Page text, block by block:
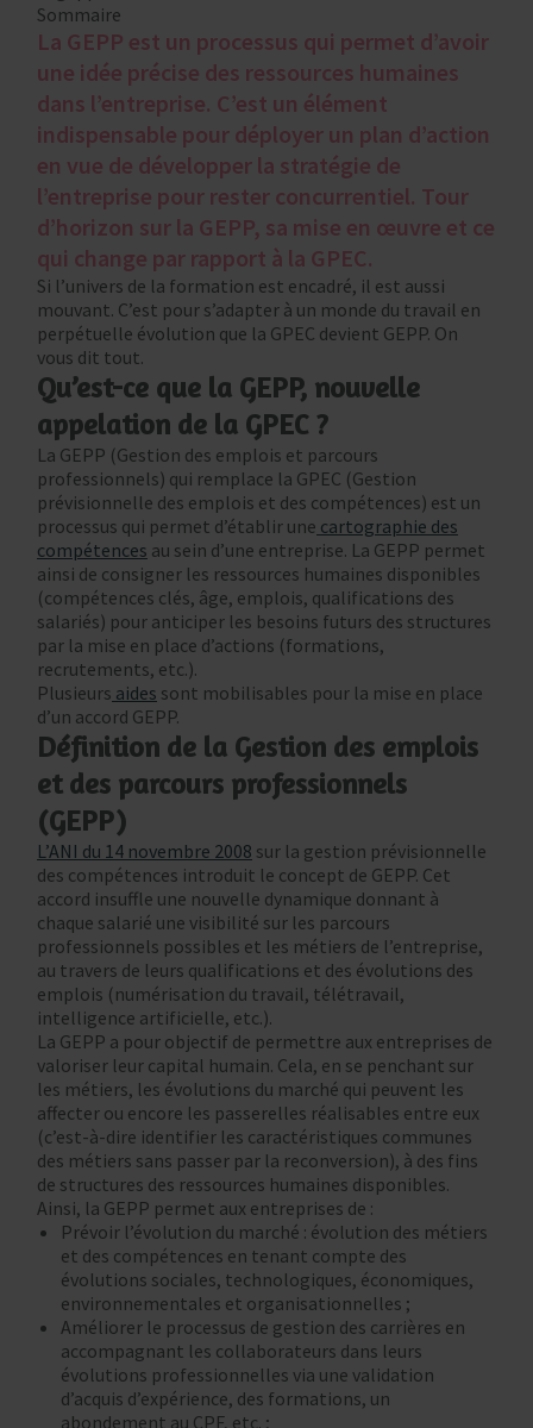
Sommaire
La GEPP est un processus qui permet d’avoir
une idée précise des ressources humaines
dans l’entreprise. C’est un élément
indispensable pour déployer un plan d’action
en vue de développer la stratégie de
l’entreprise pour rester concurrentiel. Tour
d’horizon sur la GEPP, sa mise en œuvre et ce
qui change par rapport à la GPEC.
Si l’univers de la formation est encadré, il est aussi
mouvant. C’est pour s’adapter à un monde du travail en
perpétuelle évolution que la GPEC devient GEPP. On
vous dit tout.
Qu’est-ce que la GEPP, nouvelle
appelation de la GPEC ?
La GEPP (Gestion des emplois et parcours
professionnels) qui remplace la GPEC (Gestion
prévisionnelle des emplois et des compétences) est un
processus qui permet d’établir une cartographie des
compétences au sein d’une entreprise. La GEPP permet
ainsi de consigner les ressources humaines disponibles
(compétences clés, âge, emplois, qualifications des
salariés) pour anticiper les besoins futurs des structures
par la mise en place d’actions (formations,
recrutements, etc.).
Plusieurs aides sont mobilisables pour la mise en place
d’un accord GEPP.
Définition de la Gestion des emplois
et des parcours professionnels
(GEPP)
L’ANI du 14 novembre 2008 sur la gestion prévisionnelle
des compétences introduit le concept de GEPP. Cet
accord insuffle une nouvelle dynamique donnant à
chaque salarié une visibilité sur les parcours
professionnels possibles et les métiers de l’entreprise,
au travers de leurs qualifications et des évolutions des
emplois (numérisation du travail, télétravail,
intelligence artificielle, etc.).
La GEPP a pour objectif de permettre aux entreprises de
valoriser leur capital humain. Cela, en se penchant sur
les métiers, les évolutions du marché qui peuvent les
affecter ou encore les passerelles réalisables entre eux
(c’est-à-dire identifier les caractéristiques communes
des métiers sans passer par la reconversion), à des fins
de structures des ressources humaines disponibles.
Ainsi, la GEPP permet aux entreprises de :
Prévoir l’évolution du marché : évolution des métiers
et des compétences en tenant compte des
évolutions sociales, technologiques, économiques,
environnementales et organisationnelles ;
Améliorer le processus de gestion des carrières en
accompagnant les collaborateurs dans leurs
évolutions professionnelles via une validation
d’acquis d’expérience, des formations, un
abondement au CPF, etc. ;